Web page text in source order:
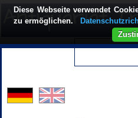
Diese Webseite verwendet
zu ermöglichen.